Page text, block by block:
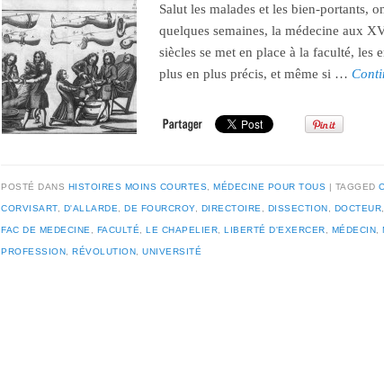
Salut les malades et les bien-portants,
quelques semaines, la médecine aux
siècles se met en place à la faculté, les
plus en plus précis, et même si …
POSTÉ DANS HISTOIRES MOINS COURTES MÉDECINE POUR TOUS TAGGED
CORVISART, D'ALLARDE DE FOURCROY, DIRECTOIRE DISSECTION DOCTEUR
FAC DE MEDECINE FACULTÉ LE CHAPELIER LIBERTÉ D'EXERCER MÉDECIN
PROFESSION RÉVOLUTION UNIVERSITÉ